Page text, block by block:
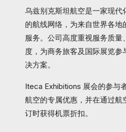
乌兹别克斯坦航空是一家现代
的航线网络，为来自世界各地
服务。公司高度重视服务质量
度，为商务旅客及国际展览参
决方案。
Iteca Exhibitions 展会的参与
航空的专属优惠，并在通过航
订时获得机票折扣。